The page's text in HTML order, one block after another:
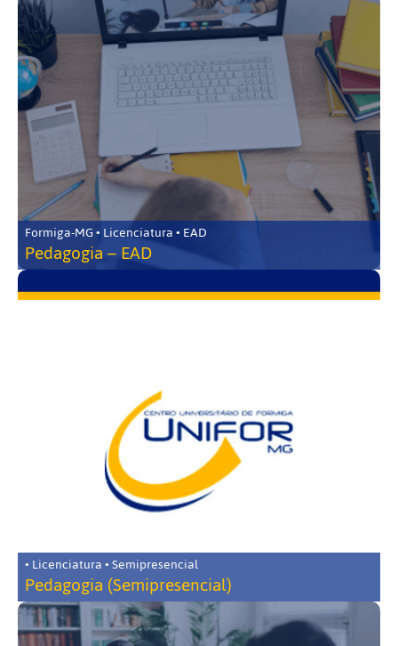
Formiga-MG • Licenciatura • EAD
Pedagogia – EAD
• Licenciatura • Semipresencial
Pedagogia (Semipresencial)